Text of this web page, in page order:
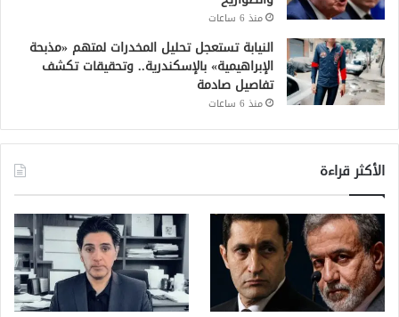
منذ 6 ساعات
النيابة تستعجل تحليل المخدرات لمتهم «مذبحة
الإبراهيمية» بالإسكندرية.. وتحقيقات تكشف
تفاصيل صادمة
منذ 6 ساعات
الأكثر قراءة